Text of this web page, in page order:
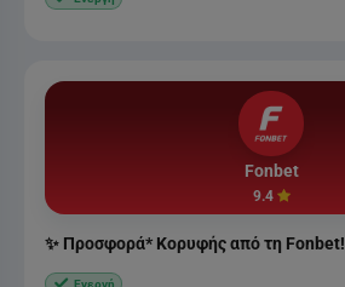
Fonbet
9.4
✨ Προσφορά* Κορυφής από τη Fonbet!
Ενεργή